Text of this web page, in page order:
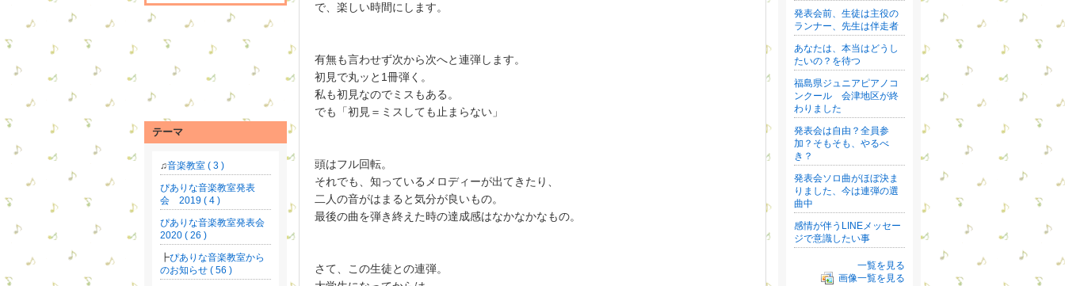
で、楽しい時間にします。
有無も言わせず次から次へと連弾します。
初見で丸ッと1冊弾く。
私も初見なのでミスもある。
でも「初見＝ミスしても止まらない」
頭はフル回転。
それでも、知っているメロディーが出てきたり、
二人の音がはまると気分が良いもの。
最後の曲を弾き終えた時の達成感はなかなかなもの。
さて、この生徒との連弾。
テーマ
音楽教室 ( 3 )
ぴありな音楽教室発表
会 2019 ( 4 )
ぴありな音楽教室発表会
2020 ( 26 )
ぴありな音楽教室から
のお知らせ ( 56 )
発表会前、生徒は主役の
ランナー、先生は伴走者
あなたは、本当はどうし
たいの？を待つ
福島県ジュニアピアノコ
ンクール 会津地区が終
わりました
発表会は自由？全員参
加？そもそも、やるべ
き？
発表会ソロ曲がほぼ決ま
りました、今は連弾の選
曲中
感情が伴うLINEメッセー
ジで意識したい事
一覧を見る
画像一覧を見る